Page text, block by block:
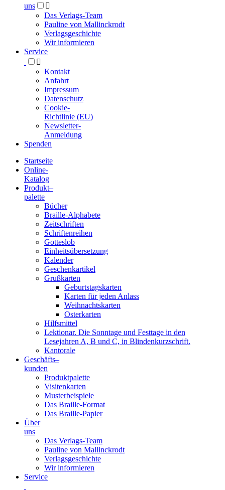
uns

Das Verlags-Team
Pauline von Mallinckrodt
Verlagsgeschichte
Wir informieren
Service

Kontakt
Anfahrt
Impressum
Datenschutz
Cookie-
Richtlinie (EU)
Newsletter-
Anmeldung
Spenden
Blindenschrift-
Verlag
Druckerei
gGmbH
Startseite
Online-
Katalog
Produkt–
palette
Bücher
Braille-Alphabete
Zeitschriften
Schriftenreihen
Gotteslob
Einheitsübersetzung
Kalender
Geschenkartikel
Grußkarten
Geburtstagskarten
Karten für jeden Anlass
Weihnachtskarten
Osterkarten
Hilfsmittel
Lektionar. Die Sonntage und Festtage in den
Lesejahren A, B und C, in Blindenkurzschrift.
Kantorale
Geschäfts­–
kunden
Produktpalette
Visitenkarten
Musterbeispiele
Das Braille-Format
Das Braille-Papier
Über
uns
Das Verlags-Team
Pauline von Mallinckrodt
Verlagsgeschichte
Wir informieren
Service